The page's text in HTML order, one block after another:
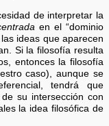
de interpretar la
en el “dominio
ideas que aparecen
Si la filosofía resulta
entonces la filosofía
caso), aunque se
tendrá que
su intersección con
la idea filosófica de